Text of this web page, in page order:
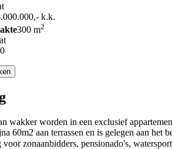
k.k.
300 m2
wakker worden in een exclusief
60m2 aan terrassen en is gelegen aan
zonaanbidders, pensionado's,